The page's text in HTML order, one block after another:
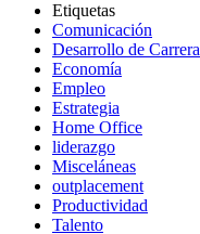
Etiquetas
Comunicación
Desarrollo de Carrera
Economía
Empleo
Estrategia
Home Office
liderazgo
Misceláneas
outplacement
Productividad
Talento